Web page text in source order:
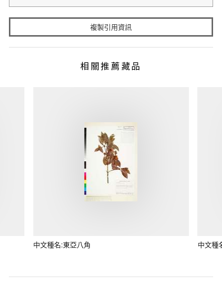
複製引用資訊
相關推薦藏品
中文種名:東亞八角 中文種